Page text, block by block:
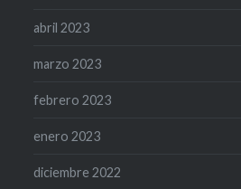
abril 2023
marzo 2023
febrero 2023
enero 2023
diciembre 2022